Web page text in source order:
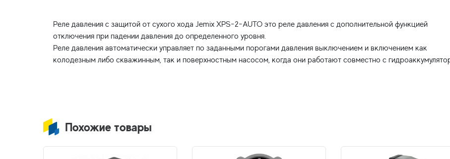
Реле давления с защитой от сухого хода Jemix XPS-2-AUTO это реле давления с дополнительной функцией
отключения при падении давления до определенного уровня.
Реле давления автоматически управляет по заданными порогами давления выключением и включением как
Похожие товары